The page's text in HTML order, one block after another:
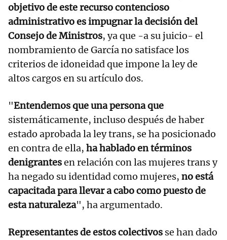
objetivo de este recurso contencioso
administrativo es impugnar la decisión del
Consejo de Ministros, ya que -a su juicio- el
nombramiento de García no satisface los
criterios de idoneidad que impone la ley de
altos cargos en su artículo dos.
"Entendemos que una persona que
sistemáticamente, incluso después de haber
estado aprobada la ley trans, se ha posicionado
en contra de ella, ha hablado en términos
denigrantesen relación con las mujeres trans y
ha negado su identidad como mujeres, no está
capacitada para llevar a cabo como puesto de
esta naturaleza", ha argumentado.
Representantes de estos colectivos se han dado